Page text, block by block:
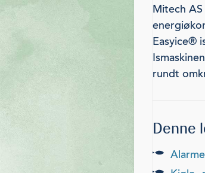
Mitech
Easyice®
rundt
Denne